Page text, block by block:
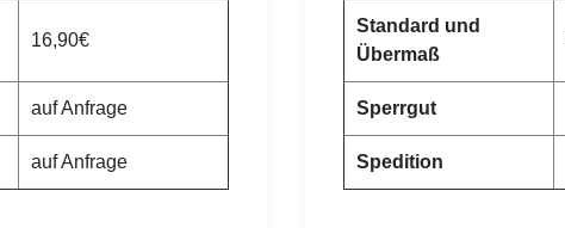
16,90€
auf Anfrage
auf Anfrage
Standard und
Übermaß
Sperrgut
Spedition